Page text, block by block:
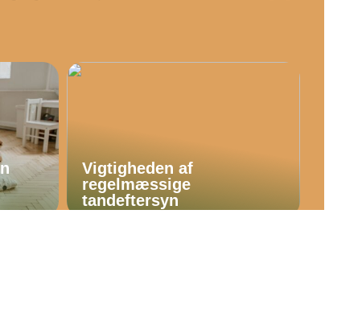
Vigtigheden af
regelmæssige
tandeftersyn